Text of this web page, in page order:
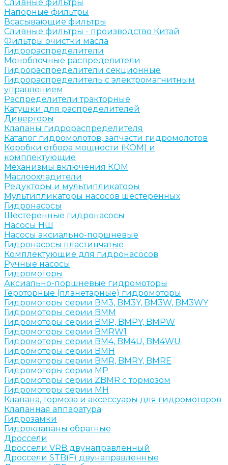
Сливные фильтры
Напорные фильтры
Всасывающие фильтры
Сливные фильтры - производство Китай
Фильтры очистки масла
Гидрораспределители
Моноблочные распределители
Гидрораспределители секционные
Гидрораспределитель с электромагнитным
управлением
Распределители тракторные
Катушки для распределителей
Диверторы
Клапаны гидрораспределителя
Каталог гидромолотов, запчасти гидромолотов
Коробки отбора мощности (КОМ) и
комплектующие
Механизмы включения КОМ
Маслоохладители
Редукторы и мультипликаторы
Мультипликаторы насосов шестеренных
Гидронасосы
Шестеренные гидронасосы
Насосы НШ
Насосы аксиально-поршневые
Гидронасосы пластинчатые
Комплектующие для гидронасосов
Ручные насосы
Гидромоторы
Аксиально-поршневые гидромоторы
Героторные (планетарные) гидромоторы
Гидромоторы серии BM3, BM3Y, BM3W, BM3WY
Гидромоторы серии BMM
Гидромоторы серии BMP, BMPY, BMPW
Гидромоторы серии BMRW1
Гидромоторы серии BМ4, BM4U, BМ4WU
Гидромоторы серии BМH
Гидромоторы серии BМR, BMRY, BМRE
Гидромоторы серии MP
Гидромоторы серии ZBMR с тормозом
Гидромоторы серии МH
Клапана, тормоза и аксессуары для гидромоторов
Клапанная аппаратура
Гидрозамки
Гидроклапаны обратные
Дроссели
Дроссели VRB двунаправленный
Дроссели STB(F) двунаправленные